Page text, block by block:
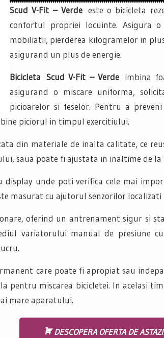
Scud V-Fit – Verde este o bicicleta
confortul propriei locuinte. Asigura
mobiliatii, pierderea kilogramelor in
asigurand un plus de energie.
Bicicleta Scud V-Fit – Verde imbina
asigurand o miscare uniforma,
picioarelor si feselor. Pentru a
piciorul in timpul exercitiului.
din materiale de inalta calitate, ce
saua poate fi ajustata in inaltime de la
unde poti verifica cele mai
masurat cu ajutorul senzorilor
oferind un antrenament sigur si
variatorului manual de presiune
care poate fi apropiat sau
pentru miscarea bicicletei. In acelasi
mare aparatului.
DESCOPERA OFERTA DE